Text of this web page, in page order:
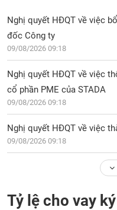
Nghị quyết HĐQT về việc
đốc Công ty
09/08/2026 09:18
Nghị quyết HĐQT về việc
cổ phần PME của STADA
09/08/2026 09:18
Nghị quyết HĐQT về việc
09/08/2026 09:18
Tỷ lệ cho vay